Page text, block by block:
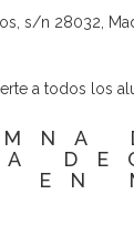
s/n 28032,
a todos los
EN